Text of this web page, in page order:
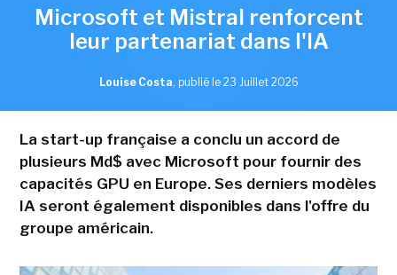
Microsoft et Mistral renforcent
leur partenariat dans l'IA
Louise Costa, publié le 23 Juillet 2026
La start-up française a conclu un accord de
plusieurs Md$ avec Microsoft pour fournir des
capacités GPU en Europe. Ses derniers modèles
IA seront également disponibles dans l'offre du
groupe américain.